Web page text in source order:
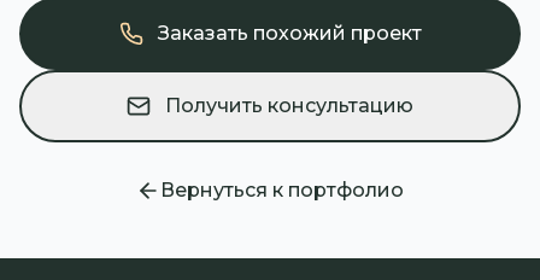
Заказать похожий проект
Получить консультацию
Вернуться к портфолио